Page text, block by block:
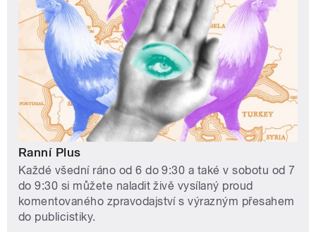
Ranní Plus
Každé všední ráno od 6 do 9:30 a také v sobotu od 7
do 9:30 si můžete naladit živě vysílaný proud
komentovaného zpravodajství s výrazným přesahem
do publicistiky.